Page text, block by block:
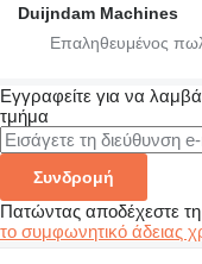
Duijndam Machines
Εγγραφείτε για να
τμήμα
Συνδρομή
Πατώντας αποδέχεστε
το συμφωνητικό άδειας